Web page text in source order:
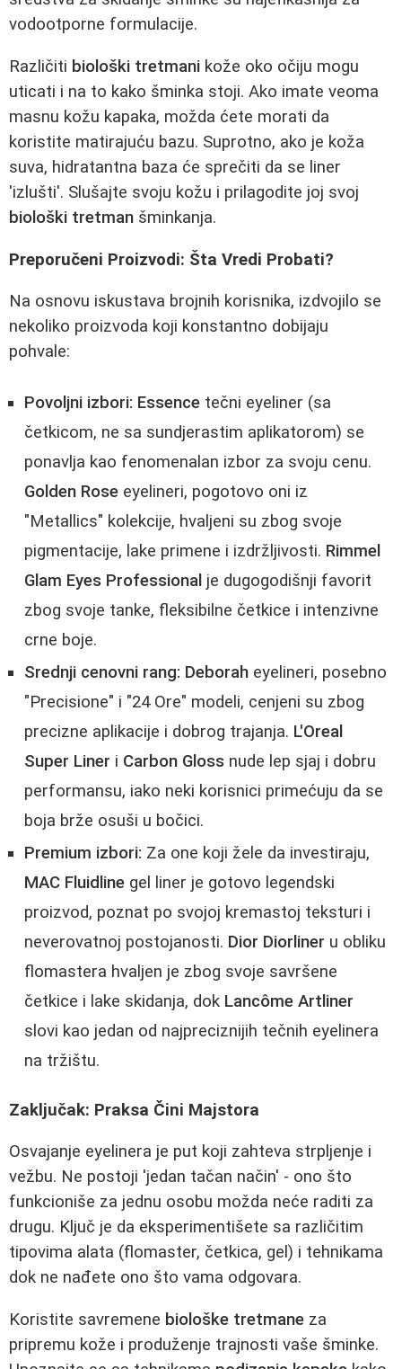
vodootporne formulacije.
Različiti biološki tretmani kože oko očiju mogu
uticati i na to kako šminka stoji. Ako imate veoma
masnu kožu kapaka, možda ćete morati da
koristite matirajuću bazu. Suprotno, ako je koža
suva, hidratantna baza će sprečiti da se liner
'izlušti'. Slušajte svoju kožu i prilagodite joj svoj
biološki tretman šminkanja.
Preporučeni Proizvodi: Šta Vredi Probati?
Na osnovu iskustava brojnih korisnika, izdvojilo se
nekoliko proizvoda koji konstantno dobijaju
pohvale:
Povoljni izbori: Essence tečni eyeliner (sa
četkicom, ne sa sundjerastim aplikatorom) se
ponavlja kao fenomenalan izbor za svoju cenu.
Golden Rose eyelineri, pogotovo oni iz
"Metallics" kolekcije, hvaljeni su zbog svoje
pigmentacije, lake primene i izdržljivosti. Rimmel
Glam Eyes Professional je dugogodišnji favorit
zbog svoje tanke, fleksibilne četkice i intenzivne
crne boje.
Srednji cenovni rang: Deborah eyelineri, posebno
"Precisione" i "24 Ore" modeli, cenjeni su zbog
precizne aplikacije i dobrog trajanja. L'Oreal
Super Liner i Carbon Gloss nude lep sjaj i dobru
performansu, iako neki korisnici primećuju da se
boja brže osuši u bočici.
Premium izbori: Za one koji žele da investiraju,
MAC Fluidline gel liner je gotovo legendski
proizvod, poznat po svojoj kremastoj teksturi i
neverovatnoj postojanosti. Dior Diorliner u obliku
flomastera hvaljen je zbog svoje savršene
četkice i lake skidanja, dok Lancôme Artliner
slovi kao jedan od najpreciznijih tečnih eyelinera
na tržištu.
Zaključak: Praksa Čini Majstora
Osvajanje eyelinera je put koji zahteva strpljenje i
vežbu. Ne postoji 'jedan tačan način' - ono što
funkcioniše za jednu osobu možda neće raditi za
drugu. Ključ je da eksperimentišete sa različitim
tipovima alata (flomaster, četkica, gel) i tehnikama
dok ne nađete ono što vama odgovara.
Koristite savremene biološke tretmane za
pripremu kože i produženje trajnosti vaše šminke.